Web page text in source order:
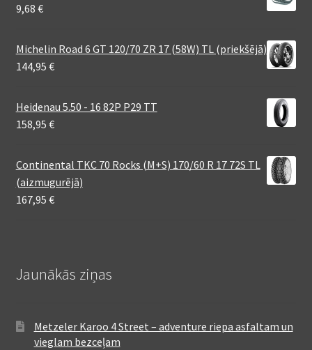
9,68 €
Michelin Road 6 GT 120/70 ZR 17 (58W) TL (priekšējā)
144,95 €
Heidenau 5.50 - 16 82P P29 TT
158,95 €
Continental TKC 70 Rocks (M+S) 170/60 R 17 72S TL
(aizmugurējā)
167,95 €
Jaunākās ziņas
Metzeler Karoo 4 Street – adventure riepa asfaltam un
vieglam bezceļam